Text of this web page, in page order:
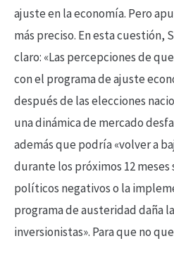
ajuste en la economía. Pero
más preciso. En esta cuestión,
claro: «Las percepciones de
con el programa de ajuste
después de las elecciones
una dinámica de mercado
además que podría «volver a
durante los próximos 12
políticos negativos o la
programa de austeridad daña
inversionistas». Para que no